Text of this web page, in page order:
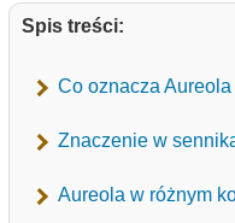
Spis treści:
Co oznacza
Znaczenie w
Aureola w różnym